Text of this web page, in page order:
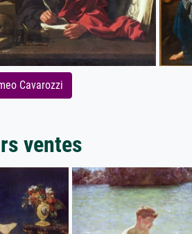
Cavarozzi
ventes